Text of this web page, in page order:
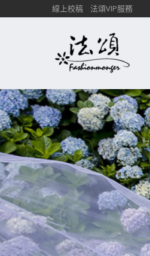
線上校稿 法頌VIP服務